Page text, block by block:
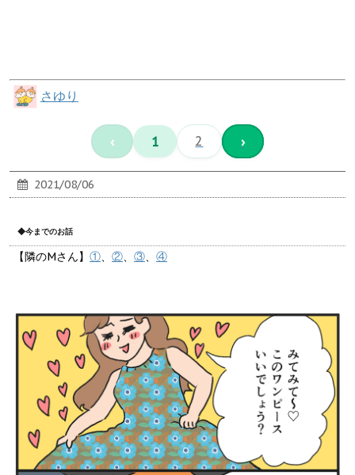
さゆり
‹ 1 2 ›
2021/08/06
◆今までのお話
【隣のMさん】 ①、 ②、 ③、 ④